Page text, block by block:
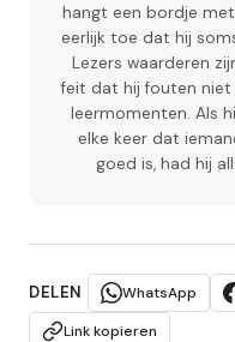
hangt een bordje
eerlijk toe dat hij
Lezers waarderen
feit dat hij fouten
leermomenten. Als
elke keer dat
goed is, had hij
DELEN WhatsApp
Link kopieren